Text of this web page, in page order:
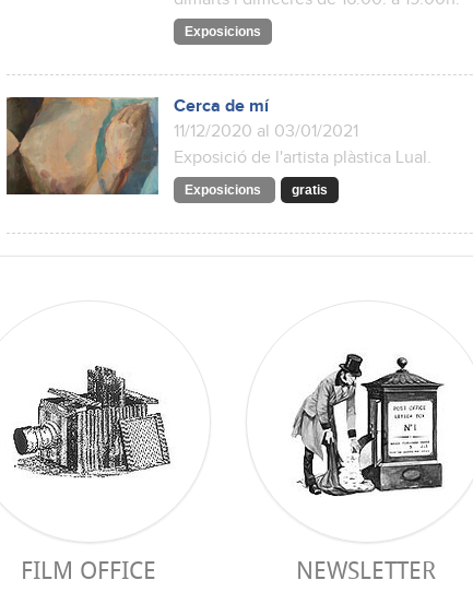
Exposicions
Cerca de mí
11/12/2020 al 03/01/2021
Exposició de l'artista plàstica Lual.
Exposicions gratis
FILM OFFICE NEWSLETTER